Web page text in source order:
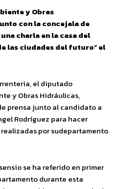
y Obras
con la concejala de
charla en la casa del
las ciudades del futuro” el
el diputado
y Obras Hidráulicas,
prensa junto al candidato a
Rodríguez para hacer
por sudepartamento
se ha referido en primer
durante esta